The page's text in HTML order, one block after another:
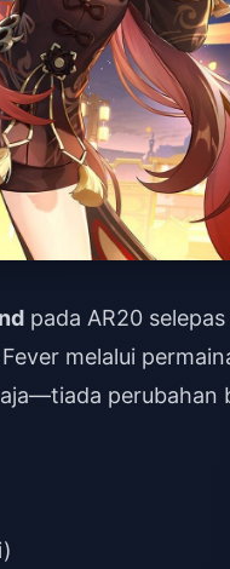
pada AR20
melalui
perubahan